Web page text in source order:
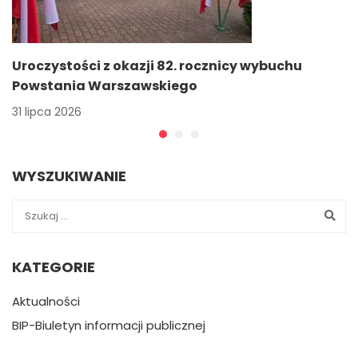
Uroczystości z okazji 82. rocznicy wybuchu
Powstania Warszawskiego
31 lipca 2026
WYSZUKIWANIE
KATEGORIE
Aktualności
BIP-Biuletyn informacji publicznej